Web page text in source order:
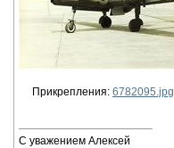
Прикрепления: 6782095.jpg
С уважением Алексей